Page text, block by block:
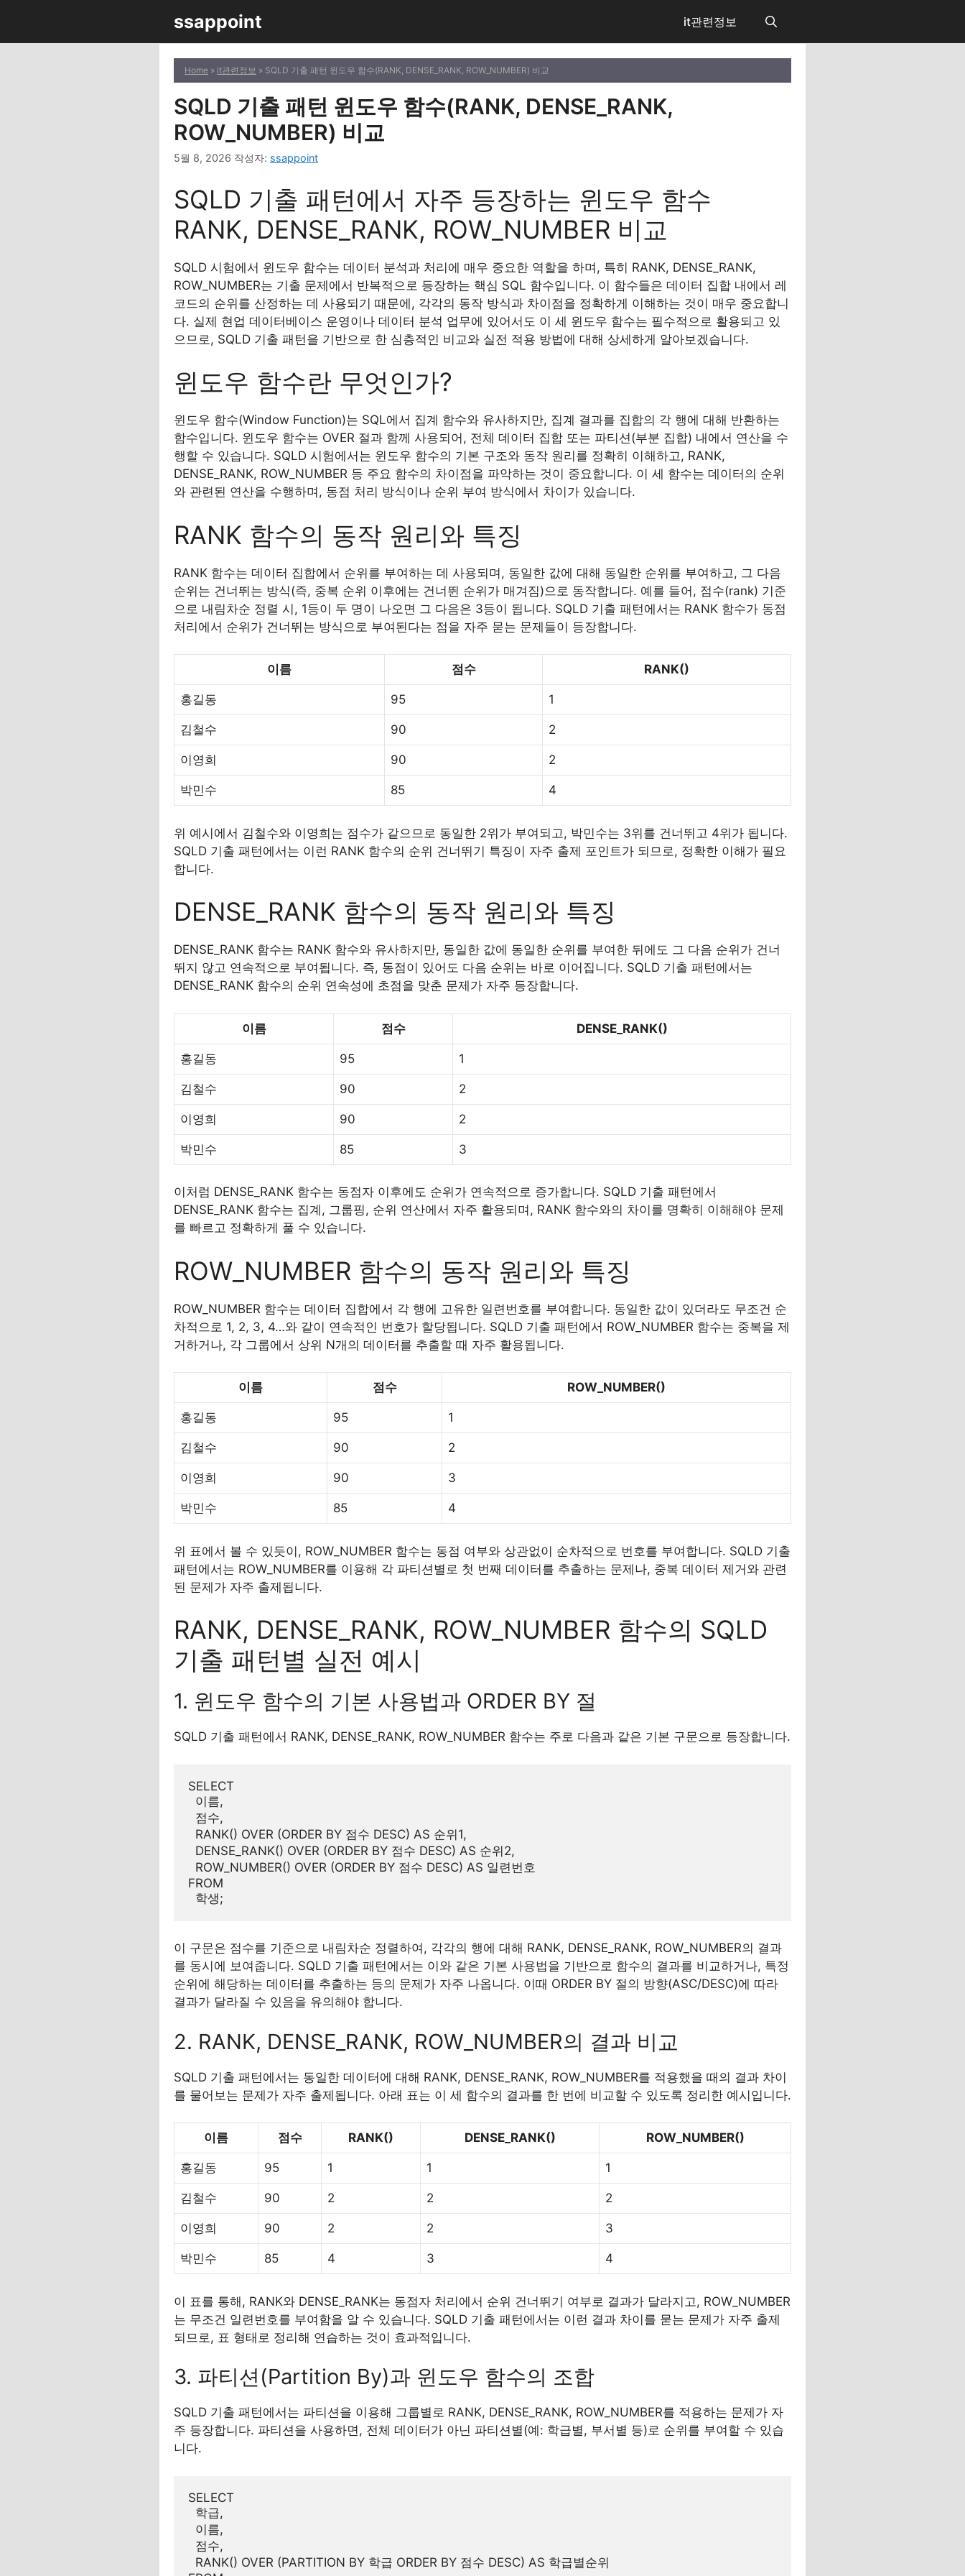
츠
ssappoint it관련정보
Home » it관련정보 » SQLD 기출 패턴 윈도우 함수(RANK, DENSE_RANK, ROW_NUMBER) 비교
SQLD 기출 패턴 윈도우 함수(RANK, DENSE_RANK,
ROW_NUMBER) 비교
5월 8, 2026 작성자: ssappoint
SQLD 기출 패턴에서 자주 등장하는 윈도우 함수
RANK, DENSE_RANK, ROW_NUMBER 비교
SQLD 시험에서 윈도우 함수는 데이터 분석과 처리에 매우 중요한 역할을 하며, 특히 RANK, DENSE_RANK,
ROW_NUMBER는 기출 문제에서 반복적으로 등장하는 핵심 SQL 함수입니다. 이 함수들은 데이터 집합 내에서 레
코드의 순위를 산정하는 데 사용되기 때문에, 각각의 동작 방식과 차이점을 정확하게 이해하는 것이 매우 중요합니
다. 실제 현업 데이터베이스 운영이나 데이터 분석 업무에 있어서도 이 세 윈도우 함수는 필수적으로 활용되고 있
으므로, SQLD 기출 패턴을 기반으로 한 심층적인 비교와 실전 적용 방법에 대해 상세하게 알아보겠습니다.
윈도우 함수란 무엇인가?
윈도우 함수(Window Function)는 SQL에서 집계 함수와 유사하지만, 집계 결과를 집합의 각 행에 대해 반환하는
함수입니다. 윈도우 함수는 OVER 절과 함께 사용되어, 전체 데이터 집합 또는 파티션(부분 집합) 내에서 연산을 수
행할 수 있습니다. SQLD 시험에서는 윈도우 함수의 기본 구조와 동작 원리를 정확히 이해하고, RANK,
DENSE_RANK, ROW_NUMBER 등 주요 함수의 차이점을 파악하는 것이 중요합니다. 이 세 함수는 데이터의 순위
와 관련된 연산을 수행하며, 동점 처리 방식이나 순위 부여 방식에서 차이가 있습니다.
RANK 함수의 동작 원리와 특징
RANK 함수는 데이터 집합에서 순위를 부여하는 데 사용되며, 동일한 값에 대해 동일한 순위를 부여하고, 그 다음
순위는 건너뛰는 방식(즉, 중복 순위 이후에는 건너뛴 순위가 매겨짐)으로 동작합니다. 예를 들어, 점수(rank) 기준
으로 내림차순 정렬 시, 1등이 두 명이 나오면 그 다음은 3등이 됩니다. SQLD 기출 패턴에서는 RANK 함수가 동점
처리에서 순위가 건너뛰는 방식으로 부여된다는 점을 자주 묻는 문제들이 등장합니다.
이름 점수 RANK()
홍길동 95 1
김철수 90 2
이영희 90 2
박민수 85 4
위 예시에서 김철수와 이영희는 점수가 같으므로 동일한 2위가 부여되고, 박민수는 3위를 건너뛰고 4위가 됩니다.
SQLD 기출 패턴에서는 이런 RANK 함수의 순위 건너뛰기 특징이 자주 출제 포인트가 되므로, 정확한 이해가 필요
합니다.
DENSE_RANK 함수의 동작 원리와 특징
DENSE_RANK 함수는 RANK 함수와 유사하지만, 동일한 값에 동일한 순위를 부여한 뒤에도 그 다음 순위가 건너
뛰지 않고 연속적으로 부여됩니다. 즉, 동점이 있어도 다음 순위는 바로 이어집니다. SQLD 기출 패턴에서는
DENSE_RANK 함수의 순위 연속성에 초점을 맞춘 문제가 자주 등장합니다.
이름 점수 DENSE_RANK()
홍길동 95 1
김철수 90 2
이영희 90 2
박민수 85 3
이처럼 DENSE_RANK 함수는 동점자 이후에도 순위가 연속적으로 증가합니다. SQLD 기출 패턴에서
DENSE_RANK 함수는 집계, 그룹핑, 순위 연산에서 자주 활용되며, RANK 함수와의 차이를 명확히 이해해야 문제
를 빠르고 정확하게 풀 수 있습니다.
ROW_NUMBER 함수의 동작 원리와 특징
ROW_NUMBER 함수는 데이터 집합에서 각 행에 고유한 일련번호를 부여합니다. 동일한 값이 있더라도 무조건 순
차적으로 1, 2, 3, 4…와 같이 연속적인 번호가 할당됩니다. SQLD 기출 패턴에서 ROW_NUMBER 함수는 중복을 제
거하거나, 각 그룹에서 상위 N개의 데이터를 추출할 때 자주 활용됩니다.
이름 점수 ROW_NUMBER()
홍길동 95 1
김철수 90 2
이영희 90 3
박민수 85 4
위 표에서 볼 수 있듯이, ROW_NUMBER 함수는 동점 여부와 상관없이 순차적으로 번호를 부여합니다. SQLD 기출
패턴에서는 ROW_NUMBER를 이용해 각 파티션별로 첫 번째 데이터를 추출하는 문제나, 중복 데이터 제거와 관련
된 문제가 자주 출제됩니다.
RANK, DENSE_RANK, ROW_NUMBER 함수의 SQLD
기출 패턴별 실전 예시
1. 윈도우 함수의 기본 사용법과 ORDER BY 절
SQLD 기출 패턴에서 RANK, DENSE_RANK, ROW_NUMBER 함수는 주로 다음과 같은 기본 구문으로 등장합니다.
SELECT
  이름,
  점수,
  RANK() OVER (ORDER BY 점수 DESC) AS 순위1,
  DENSE_RANK() OVER (ORDER BY 점수 DESC) AS 순위2,
  ROW_NUMBER() OVER (ORDER BY 점수 DESC) AS 일련번호
FROM
이 구문은 점수를 기준으로 내림차순 정렬하여, 각각의 행에 대해 RANK, DENSE_RANK, ROW_NUMBER의 결과
를 동시에 보여줍니다. SQLD 기출 패턴에서는 이와 같은 기본 사용법을 기반으로 함수의 결과를 비교하거나, 특정
순위에 해당하는 데이터를 추출하는 등의 문제가 자주 나옵니다. 이때 ORDER BY 절의 방향(ASC/DESC)에 따라
결과가 달라질 수 있음을 유의해야 합니다.
2. RANK, DENSE_RANK, ROW_NUMBER의 결과 비교
SQLD 기출 패턴에서는 동일한 데이터에 대해 RANK, DENSE_RANK, ROW_NUMBER를 적용했을 때의 결과 차이
를 물어보는 문제가 자주 출제됩니다. 아래 표는 이 세 함수의 결과를 한 번에 비교할 수 있도록 정리한 예시입니다.
이름 점수 RANK() DENSE_RANK() ROW_NUMBER()
홍길동 95 1 1 1
김철수 90 2 2 2
이영희 90 2 2 3
박민수 85 4 3 4
이 표를 통해, RANK와 DENSE_RANK는 동점자 처리에서 순위 건너뛰기 여부로 결과가 달라지고, ROW_NUMBER
는 무조건 일련번호를 부여함을 알 수 있습니다. SQLD 기출 패턴에서는 이런 결과 차이를 묻는 문제가 자주 출제
되므로, 표 형태로 정리해 연습하는 것이 효과적입니다.
3. 파티션(Partition By)과 윈도우 함수의 조합
SQLD 기출 패턴에서는 파티션을 이용해 그룹별로 RANK, DENSE_RANK, ROW_NUMBER를 적용하는 문제가 자
주 등장합니다. 파티션을 사용하면, 전체 데이터가 아닌 파티션별(예: 학급별, 부서별 등)로 순위를 부여할 수 있습
니다.
SELECT
  학급,
  이름,
  점수,
  RANK() OVER (PARTITION BY 학급 ORDER BY 점수 DESC) AS 학급별순위